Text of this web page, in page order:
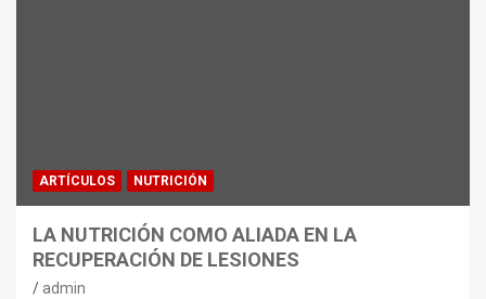
ARTÍCULOS NUTRICIÓN
LA NUTRICIÓN COMO ALIADA EN LA
RECUPERACIÓN DE LESIONES
admin